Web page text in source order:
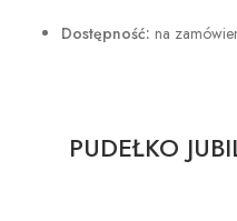
Dostępność: na
PUDEŁKO